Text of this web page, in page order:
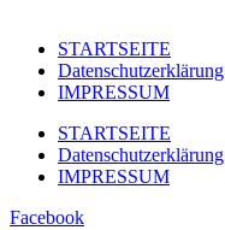
STARTSEITE
Datenschutzerklärung
IMPRESSUM
STARTSEITE
Datenschutzerklärung
IMPRESSUM
Facebook